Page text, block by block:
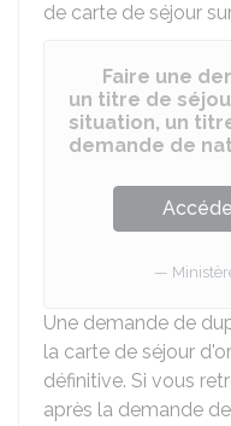
de carte de séjour
Faire une
un titre de
situation, un
demande de
Une demande de
la carte de séjour
définitive. Si vous
après la demande